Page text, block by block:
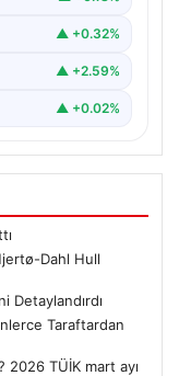
▲ +0.32%
▲ +2.59%
▲ +0.02%
Dahl Hull
Detaylandırdı
Taraftardan
2026 TÜİK mart ayı